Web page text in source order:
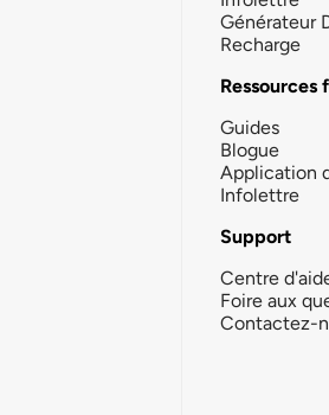
Générateur
Recharge
Guides
Blogue
Application
Infolettre
Support
Centre
Foire aux
Contactez-